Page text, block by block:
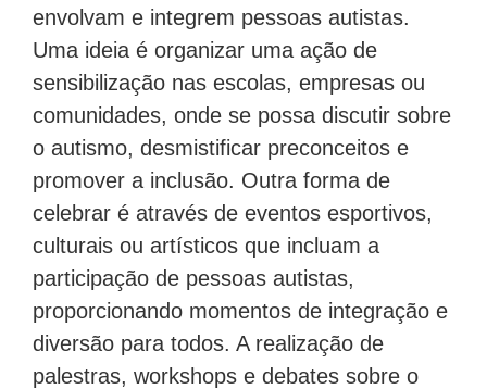
envolvam e integrem pessoas autistas.
Uma ideia é organizar uma ação de
sensibilização nas escolas, empresas ou
comunidades, onde se possa discutir sobre
o autismo, desmistificar preconceitos e
promover a inclusão. Outra forma de
celebrar é através de eventos esportivos,
culturais ou artísticos que incluam a
participação de pessoas autistas,
proporcionando momentos de integração e
diversão para todos. A realização de
palestras, workshops e debates sobre o